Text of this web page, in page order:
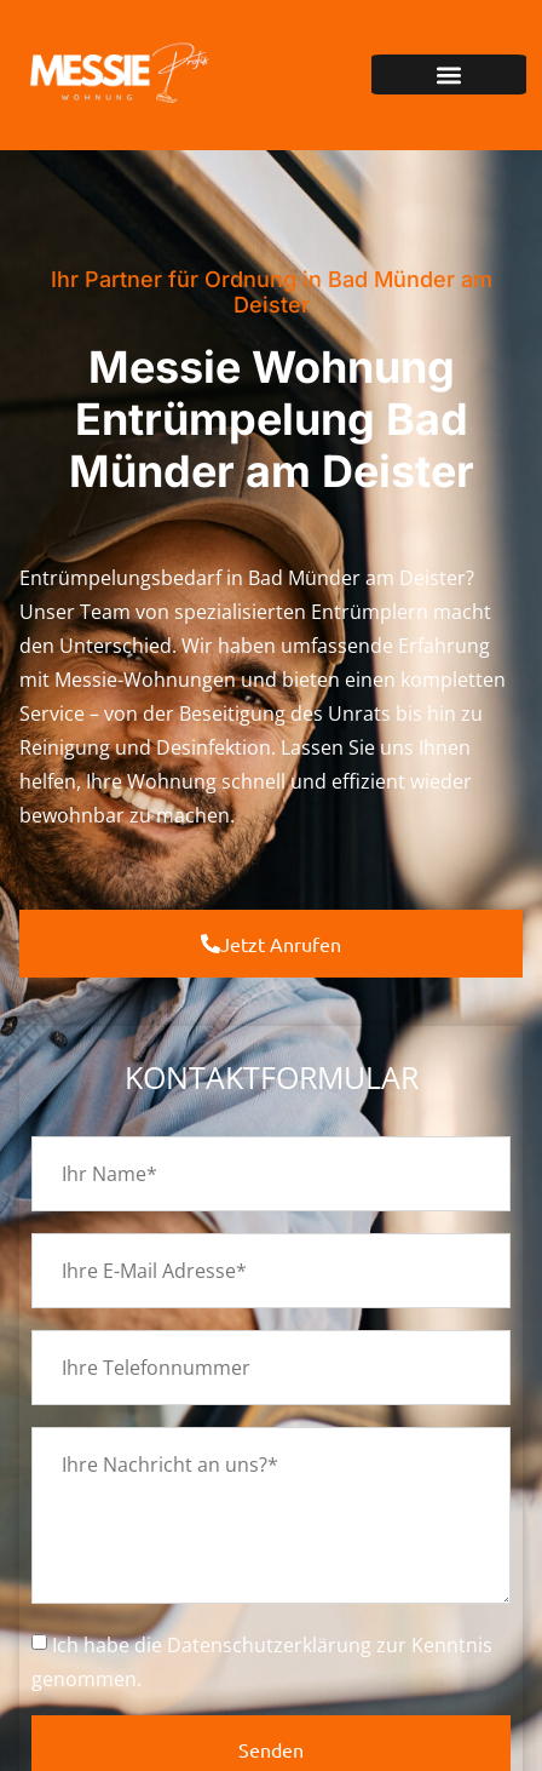
Ihr Partner für Ordnung in Bad Münder am
Deister
Messie Wohnung
Entrümpelung Bad
Münder am Deister
Entrümpelungsbedarf in Bad Münder am Deister?
Unser Team von spezialisierten Entrümplern macht
den Unterschied. Wir haben umfassende Erfahrung
mit Messie-Wohnungen und bieten einen kompletten
Service – von der Beseitigung des Unrats bis hin zu
Reinigung und Desinfektion. Lassen Sie uns Ihnen
helfen, Ihre Wohnung schnell und effizient wieder
bewohnbar zu machen.
Jetzt Anrufen
KONTAKTFORMULAR
Ich habe dieDatenschutzerklärung zur Kenntnis
genommen.
Senden